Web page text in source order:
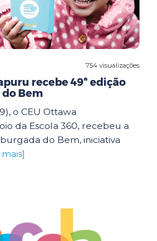
754 visualizações
recebe 49ª edição
Bem
o CEU Ottawa
da Escola 360, recebeu a
do Bem, iniciativa